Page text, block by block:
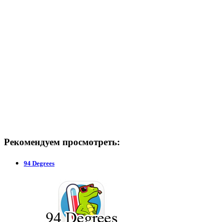
Рекомендуем просмотреть:
94 Degrees